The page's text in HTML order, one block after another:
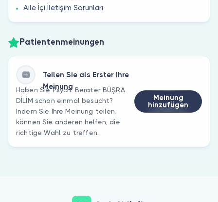
Aile İçi İletişim Sorunları
Patientenmeinungen
Teilen Sie als Erster Ihre
Meinung
Haben Sie Psych. Berater BÜŞRA
DİLİM schon einmal besucht?
Indem Sie Ihre Meinung teilen,
können Sie anderen helfen, die
richtige Wahl zu treffen.
Meinung
hinzufügen